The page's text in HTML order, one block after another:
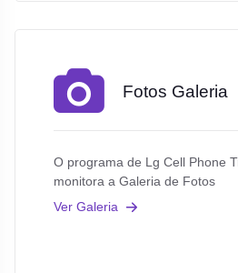
Fotos Galeria
O programa de Lg Cell Phone
monitora a Galeria de Fotos
Ver Galeria